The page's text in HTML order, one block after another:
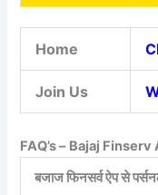
Home
Join Us
FAQ’s – Bajaj Finserv
बजाज फिनसर्व ऐप से